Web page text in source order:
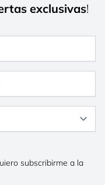
exclusivas!
subscribirme a la